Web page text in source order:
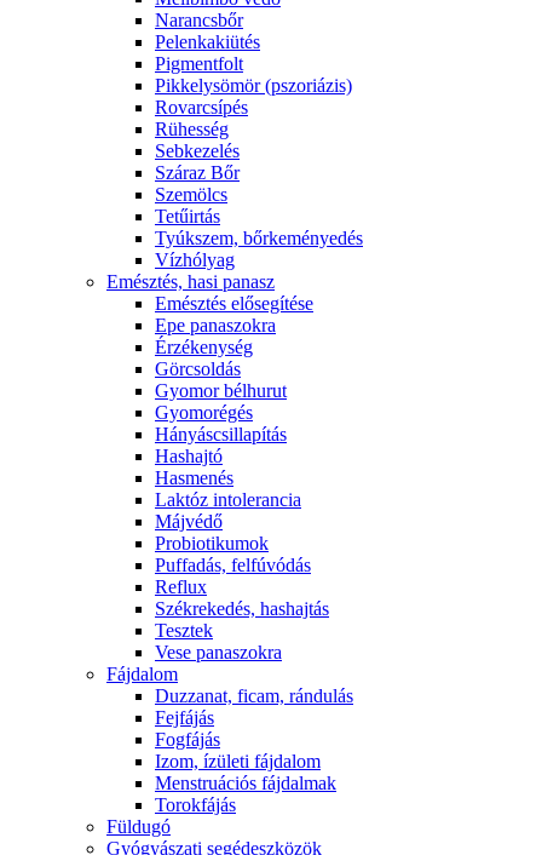
Narancsbőr
Pelenkakiütés
Pigmentfolt
Pikkelysömör (pszoriázis)
Rovarcsípés
Rühesség
Sebkezelés
Száraz Bőr
Szemölcs
Tetűirtás
Tyúkszem, bőrkeményedés
Vízhólyag
Emésztés, hasi panasz
Emésztés elősegítése
Epe panaszokra
Érzékenység
Görcsoldás
Gyomor bélhurut
Gyomorégés
Hányáscsillapítás
Hashajtó
Hasmenés
Laktóz intolerancia
Májvédő
Probiotikumok
Puffadás, felfúvódás
Reflux
Székrekedés, hashajtás
Tesztek
Vese panaszokra
Fájdalom
Duzzanat, ficam, rándulás
Fejfájás
Fogfájás
Izom, ízületi fájdalom
Menstruációs fájdalmak
Torokfájás
Füldugó
Gyógyászati segédeszközök